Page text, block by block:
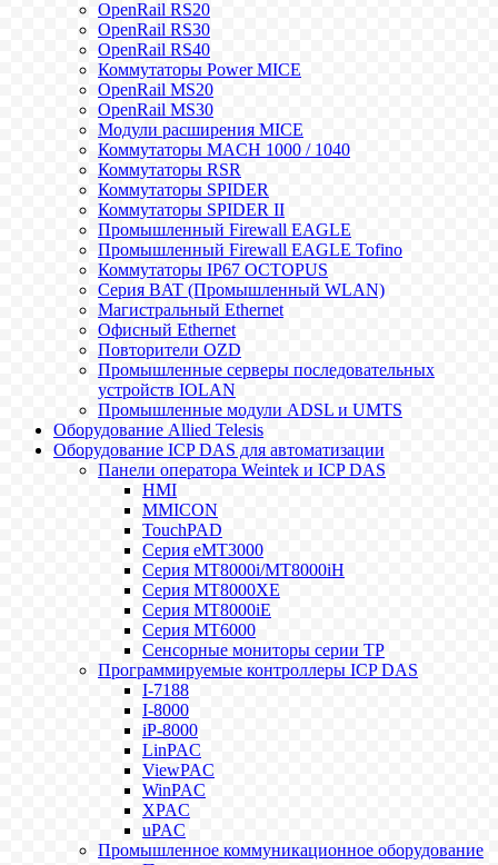
OpenRail RS20
OpenRail RS30
OpenRail RS40
Коммутаторы Power MICE
OpenRail MS20
OpenRail MS30
Модули расширения MICE
Коммутаторы MACH 1000 / 1040
Коммутаторы RSR
Коммутаторы SPIDER
Коммутаторы SPIDER II
Промышленный Firewall EAGLE
Промышленный Firewall EAGLE Tofino
Коммутаторы IP67 OCTOPUS
Серия BAT (Промышленный WLAN)
Магистральный Ethernet
Офисный Ethernet
Повторители OZD
Промышленные серверы последовательных
устройств IOLAN
Промышленные модули ADSL и UMTS
Оборудование Allied Telesis
Оборудование ICP DAS для автоматизации
Панели оператора Weintek и ICP DAS
HMI
MMICON
TouchPAD
Серия eMT3000
Серия MT8000i/MT8000iH
Серия MT8000XE
Серия MT8000iE
Серия MT6000
Сенсорные мониторы серии TP
Программируемые контроллеры ICP DAS
I-7188
I-8000
iP-8000
LinPAC
ViewPAC
WinPAC
XPAC
uPAC
Промышленное коммуникационное оборудование